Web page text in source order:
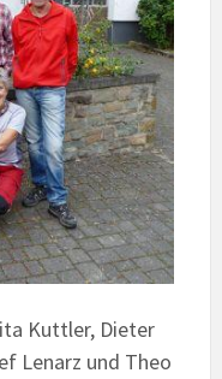
Kuttler, Dieter
Lenarz und Theo